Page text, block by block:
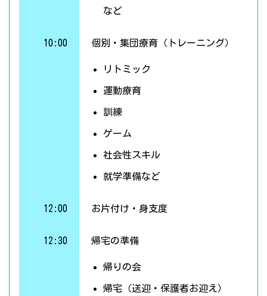
など
10:00 個別・集団療育（トレーニング）
リトミック
運動療育
訓練
ゲーム
社会性スキル
就学準備など
12:00 お片付け・身支度
12:30 帰宅の準備
帰りの会
帰宅（送迎・保護者お迎え）